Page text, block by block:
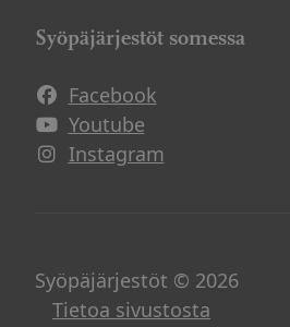
Syöpäjärjestöt somessa
Facebook
Avautuu uuteen ikkunaan
Youtube
Avautuu uuteen ikkunaan
Instagram
Avautuu uuteen ikkunaan
Syöpäjärjestöt © 2026
Tietoa sivustosta